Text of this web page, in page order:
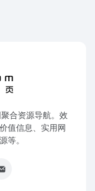
合资源导航。效
值信息、实用网
等。